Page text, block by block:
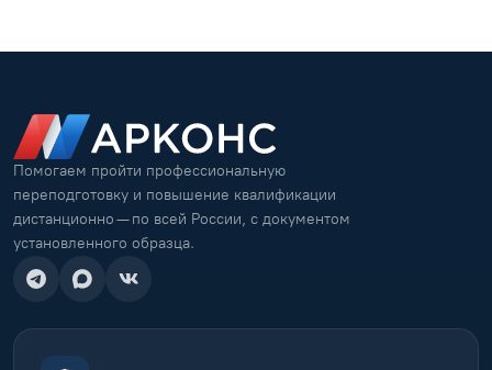
Помогаем пройти профессиональную
переподготовку и повышение квалификации
дистанционно — по всей России, с документом
установленного образца.